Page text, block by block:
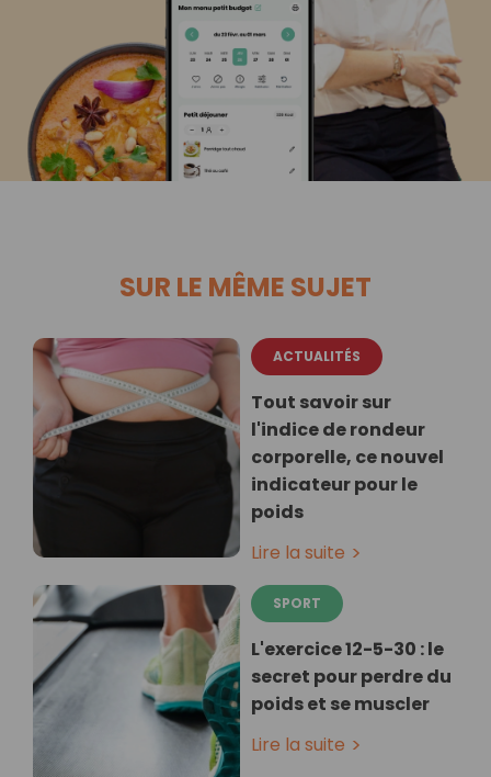
SUR LE MÊME SUJET
ACTUALITÉS
Tout savoir sur
l'indice de rondeur
corporelle, ce nouvel
indicateur pour le
poids
Lire la suite
SPORT
L'exercice 12-5-30 : le
secret pour perdre du
poids et se muscler
Lire la suite